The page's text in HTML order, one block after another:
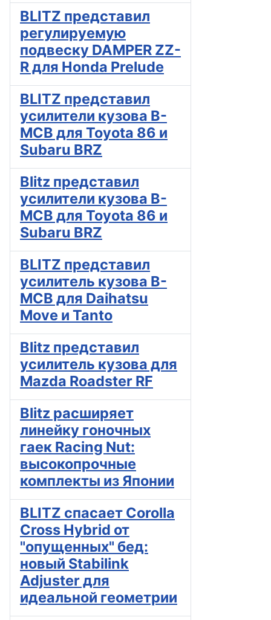
BLITZ представил
регулируемую
подвеску DAMPER ZZ-
R для Honda Prelude
BLITZ представил
усилители кузова B-
MCB для Toyota 86 и
Subaru BRZ
Blitz представил
усилители кузова B-
MCB для Toyota 86 и
Subaru BRZ
BLITZ представил
усилитель кузова B-
MCB для Daihatsu
Move и Tanto
Blitz представил
усилитель кузова для
Mazda Roadster RF
Blitz расширяет
линейку гоночных
гаек Racing Nut:
высокопрочные
комплекты из Японии
BLITZ спасает Corolla
Cross Hybrid от
"опущенных" бед:
новый Stabilink
Adjuster для
идеальной геометрии